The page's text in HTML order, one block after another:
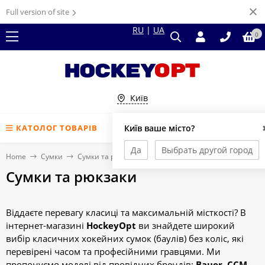
Full version of site
RU | UA 0
Київ
Київ ваше місто?
Да
Выбрать другой город
КАТОЛОГ ТОВАРІВ
Home Сумки Сумки та рюкзаки
Сумки та рюкзаки
Віддаєте перевагу класиці та максимальній місткості? В
інтернет-магазині HockeyOpt ви знайдете широкий
вибір класичних хокейних сумок (баулів) без коліс, які
перевірені часом та професійними гравцями. Ми